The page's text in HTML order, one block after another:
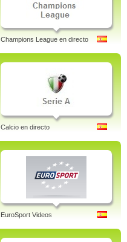
Champions League en directo
Calcio en directo
EuroSport Videos